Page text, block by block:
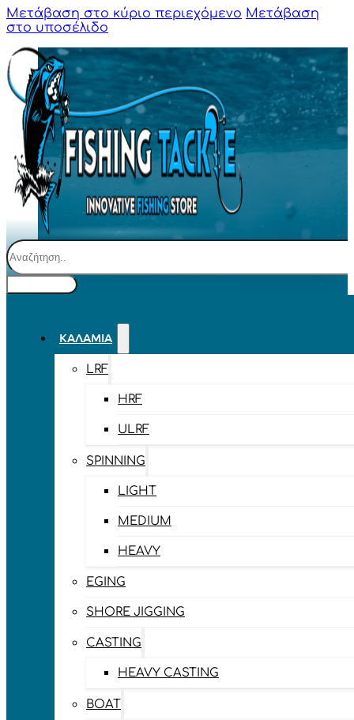
Μετάβαση στο κύριο περιεχόμενο Μετάβαση
στο υποσέλιδο
Αναζήτηση
ΚΑΛΆΜΙΑ
LRF
HRF
ULRF
SPINNING
LIGHT
MEDIUM
HEAVY
EGING
SHORE JIGGING
CASTING
HEAVY CASTING
BOAT